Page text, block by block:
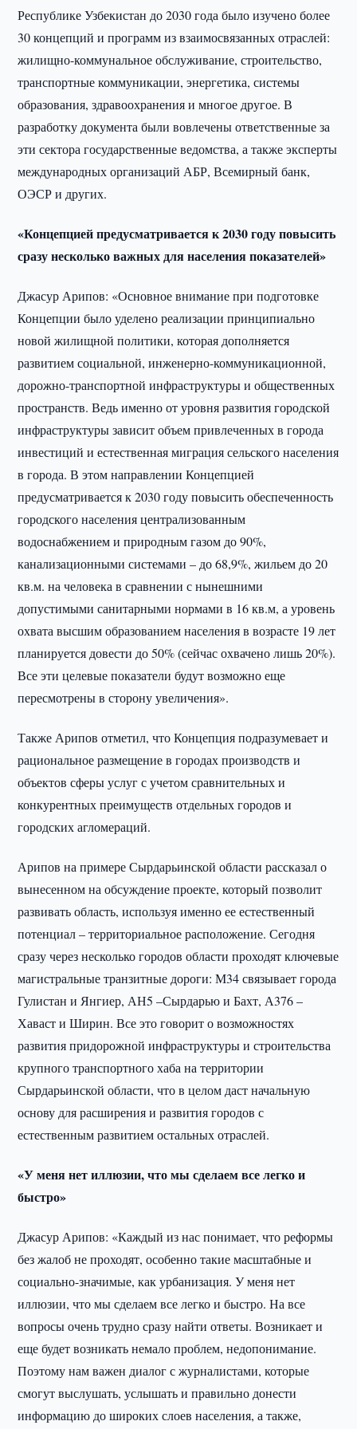
Республике Узбекистан до 2030 года было изучено более
30 концепций и программ из взаимосвязанных отраслей:
жилищно-коммунальное обслуживание, строительство,
транспортные коммуникации, энергетика, системы
образования, здравоохранения и многое другое. В
разработку документа были вовлечены ответственные за
эти сектора государственные ведомства, а также эксперты
международных организаций АБР, Всемирный банк,
ОЭСР и других.
«Концепцией предусматривается к 2030 году повысить
сразу несколько важных для населения показателей»
Джасур Арипов: «Основное внимание при подготовке
Концепции было уделено реализации принципиально
новой жилищной политики, которая дополняется
развитием социальной, инженерно-коммуникационной,
дорожно-транспортной инфраструктуры и общественных
пространств. Ведь именно от уровня развития городской
инфраструктуры зависит объем привлеченных в города
инвестиций и естественная миграция сельского населения
в города. В этом направлении Концепцией
предусматривается к 2030 году повысить обеспеченность
городского населения централизованным
водоснабжением и природным газом до 90%,
канализационными системами – до 68,9%, жильем до 20
кв.м. на человека в сравнении с нынешними
допустимыми санитарными нормами в 16 кв.м, а уровень
охвата высшим образованием населения в возрасте 19 лет
планируется довести до 50% (сейчас охвачено лишь 20%).
Все эти целевые показатели будут возможно еще
пересмотрены в сторону увеличения».
Также Арипов отметил, что Концепция подразумевает и
рациональное размещение в городах производств и
объектов сферы услуг с учетом сравнительных и
конкурентных преимуществ отдельных городов и
городских агломераций.
Арипов на примере Сырдарьинской области рассказал о
вынесенном на обсуждение проекте, который позволит
развивать область, используя именно ее естественный
потенциал – территориальное расположение. Сегодня
сразу через несколько городов области проходят ключевые
магистральные транзитные дороги: М34 связывает города
Гулистан и Янгиер, АН5 –Сырдарью и Бахт, А376 –
Хаваст и Ширин. Все это говорит о возможностях
развития придорожной инфраструктуры и строительства
крупного транспортного хаба на территории
Сырдарьинской области, что в целом даст начальную
основу для расширения и развития городов с
естественным развитием остальных отраслей.
«У меня нет иллюзии, что мы сделаем все легко и
быстро»
Джасур Арипов: «Каждый из нас понимает, что реформы
без жалоб не проходят, особенно такие масштабные и
социально-значимые, как урбанизация. У меня нет
иллюзии, что мы сделаем все легко и быстро. На все
вопросы очень трудно сразу найти ответы. Возникает и
еще будет возникать немало проблем, недопонимание.
Поэтому нам важен диалог с журналистами, которые
смогут выслушать, услышать и правильно донести
информацию до широких слоев населения, а также,